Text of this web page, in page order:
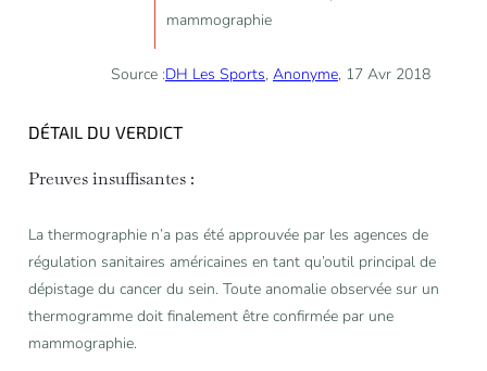
mammographie
Source :DH Les Sports, Anonyme, 17 Avr 2018
DÉTAIL DU VERDICT
Preuves insuffisantes :
La thermographie n’a pas été approuvée par les agences de
régulation sanitaires américaines en tant qu’outil principal de
dépistage du cancer du sein. Toute anomalie observée sur un
thermogramme doit finalement être confirmée par une
mammographie.